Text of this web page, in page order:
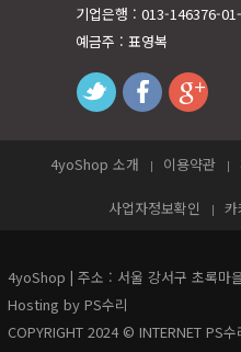
기업은행 : 013-146376-
예금주 : 표영복
twitterfacebook
4yoShop 소개 이용약관
사업자정보확인
4yoShop | 주소 : 서울 강서구 초록마
Hosting by PS수리
COPYRIGHT 2024 © INTERNET PS수